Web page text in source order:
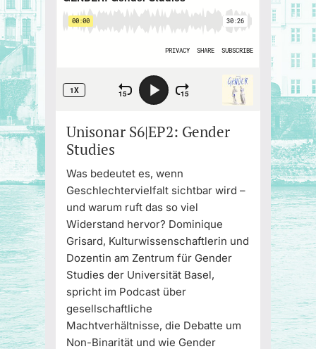
Unisonar S6|EP2: Gender
Studies
Was bedeutet es, wenn
Geschlechtervielfalt sichtbar wird –
und warum ruft das so viel
Widerstand hervor? Dominique
Grisard, Kulturwissenschaftlerin und
Dozentin am Zentrum für Gender
Studies der Universität Basel,
spricht im Podcast über
gesellschaftliche
Machtverhältnisse, die Debatte um
Non-Binarität und wie Gender